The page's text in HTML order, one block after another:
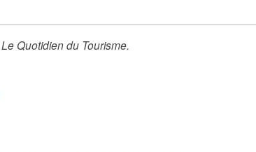
Le Quotidien du Tourisme.